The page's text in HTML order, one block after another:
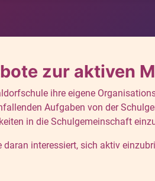
zur aktiven
ihre eigene
Aufgaben von der
in die Schulgemeinschaft
daran interessiert, sich aktiv